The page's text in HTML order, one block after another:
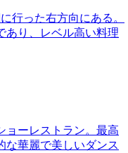
行った右方向にある。
あり、レベル高い料理
ョーレストラン。最高
な華麗で美しいダンス